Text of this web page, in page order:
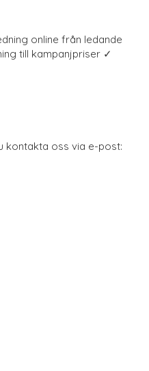
online från ledande
till kampanjpriser ✓
kontakta oss via e-post: